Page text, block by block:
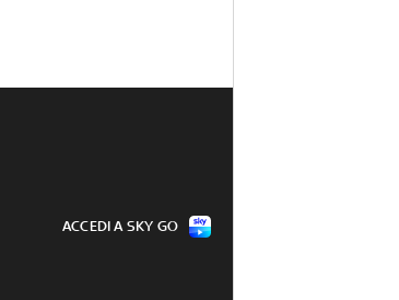
ACCEDI A SKY GO